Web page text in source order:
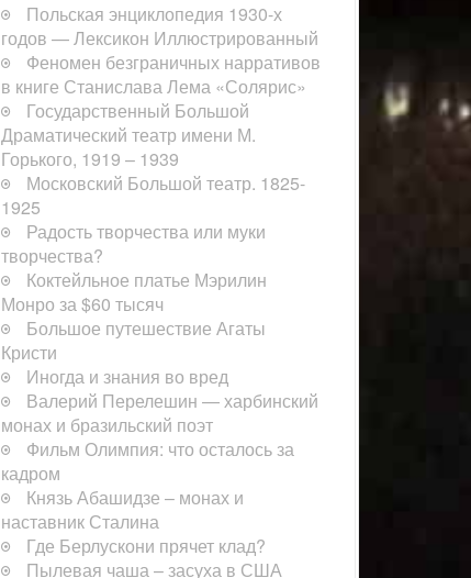
Польская энциклопедия 1930-х
годов — Лексикон Иллюстрированный
Феномен безграничных нарративов
в книге Станислава Лема «Солярис»
Государственный Большой
Драматический театр имени М.
Горького, 1919 – 1939
Московский Большой театр. 1825-
1925
Радость творчества или муки
творчества?
Коктейльное платье Мэрилин
Монро за $60 тысяч
Большое путешествие Агаты
Кристи
Иногда и знания во вред
Валерий Перелешин — харбинский
монах и бразильский поэт
Фильм Олимпия: что осталось за
кадром
Князь Абашидзе – монах и
наставник Сталина
Где Берлускони прячет клад?
Пылевая чаша – засуха в США